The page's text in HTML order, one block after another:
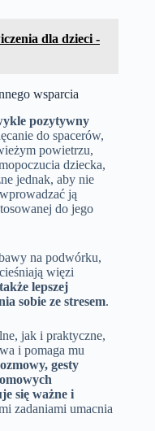
dla dzieci -
wsparcia
pozytywny
do spacerów,
powietrzu,
dziecka,
jednak, aby nie
ją
do jego
na podwórku,
więzi
lepszej
sobie ze stresem.
jak i praktyczne,
i pomaga mu
gesty
się ważne i
zadaniami umacnia